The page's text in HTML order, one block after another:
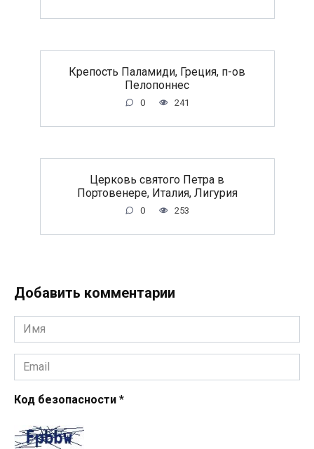
Крепость Паламиди, Греция, п-ов
Пелопоннес
0 241
Церковь святого Петра в
Портовенере, Италия, Лигурия
0 253
Добавить комментарии
Имя
*
Email
*
Код безопасности *